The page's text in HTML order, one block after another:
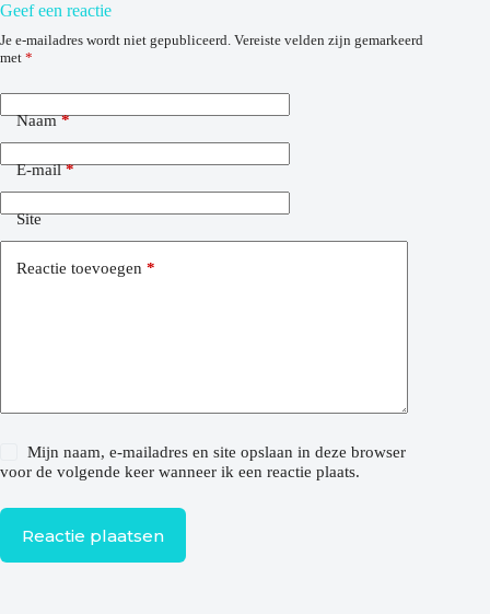
Geef een reactie
Je e-mailadres wordt niet gepubliceerd. Vereiste velden zijn gemarkeerd
met *
Naam*
E-mail*
Site
Reactie toevoegen *
Mijn naam, e-mailadres en site opslaan in deze browser
voor de volgende keer wanneer ik een reactie plaats.
Reactie plaatsen